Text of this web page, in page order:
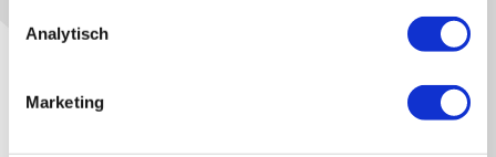
Analytisch
Marketing
Indoor banner Detection gate sleeve